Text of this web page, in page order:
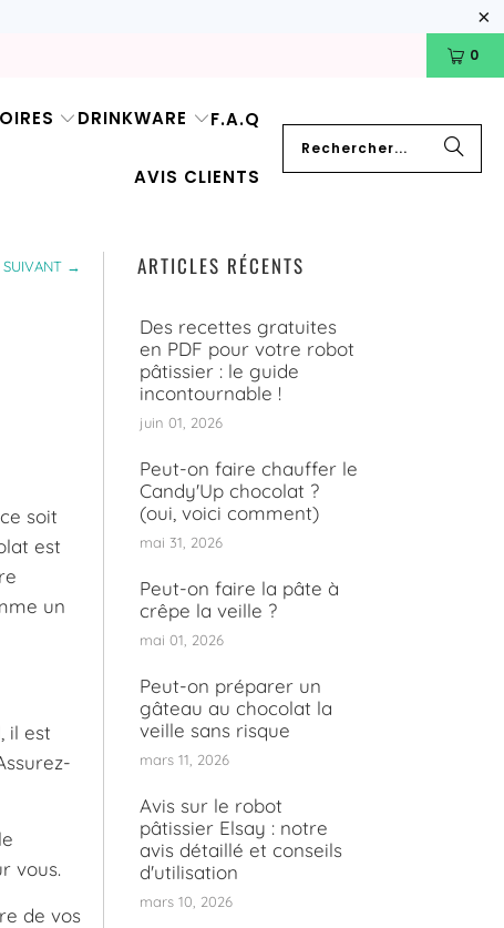
0
DRINKWARE F.A.Q
AVIS CLIENTS
SUIVANT →
soit
est
un
il est
vous.
de vos
ARTICLES RÉCENTS
Des recettes gratuites
en PDF pour votre robot
pâtissier : le guide
incontournable !
juin 01, 2026
Peut-on faire chauffer le
Candy'Up chocolat ?
(oui, voici comment)
mai 31, 2026
Peut-on faire la pâte à
crêpe la veille ?
mai 01, 2026
Peut-on préparer un
gâteau au chocolat la
veille sans risque
mars 11, 2026
Avis sur le robot
pâtissier Elsay : notre
avis détaillé et conseils
d'utilisation
mars 10, 2026